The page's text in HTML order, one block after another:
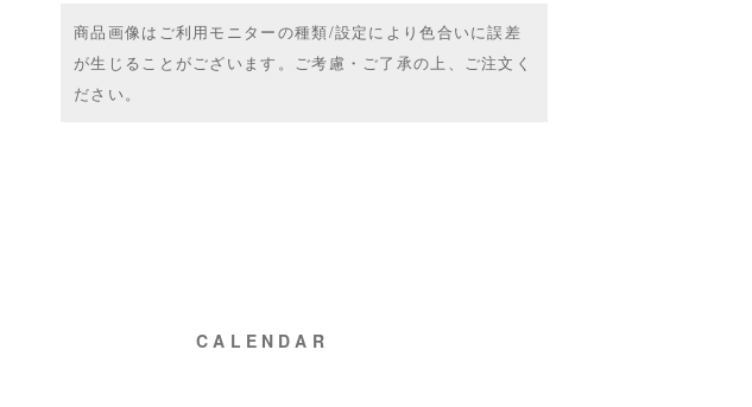
商品画像はご利用モニターの種類/設定により色合いに誤差
が生じることがございます。ご考慮・ご了承の上、ご注文く
ださい。
CALENDAR